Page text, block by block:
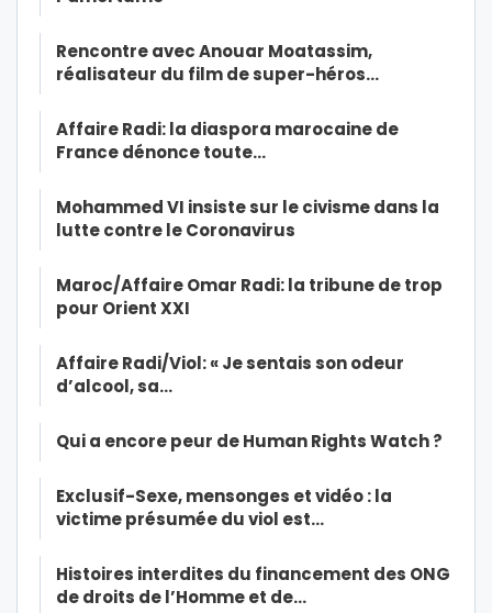
Rencontre avec Anouar Moatassim,
réalisateur du film de super-héros…
Affaire Radi: la diaspora marocaine de
France dénonce toute…
Mohammed VI insiste sur le civisme dans la
lutte contre le Coronavirus
Maroc/Affaire Omar Radi: la tribune de trop
pour Orient XXI
Affaire Radi/Viol: « Je sentais son odeur
d’alcool, sa…
Qui a encore peur de Human Rights Watch ?
Exclusif-Sexe, mensonges et vidéo : la
victime présumée du viol est…
Histoires interdites du financement des ONG
de droits de l’Homme et de…